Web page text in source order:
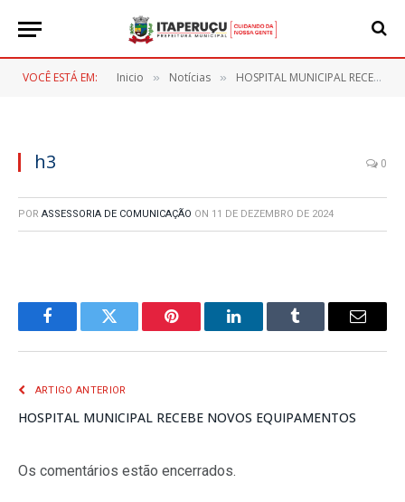
VOCÊ ESTÁ EM: Inicio » Notícias » HOSPITAL MUNICIPAL RECEBE NOVOS EQUIPAMENTOS
h3 0
POR ASSESSORIA DE COMUNICAÇÃO ON 11 DE DEZEMBRO DE 2024
FacebookTwitter Pinterest LinkedInTumblr
E-
ARTIGO ANTERIOR
HOSPITAL MUNICIPAL RECEBE NOVOS EQUIPAMENTOS
Os comentários estão encerrados.